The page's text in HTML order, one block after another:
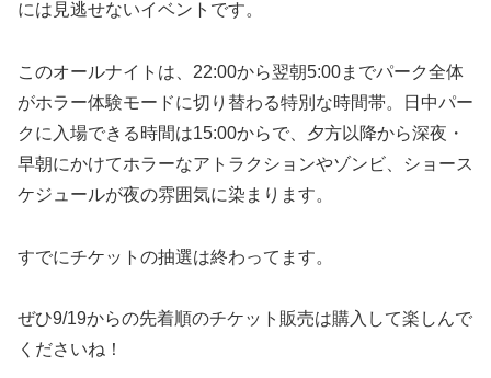
には見逃せないイベントです。
このオールナイトは、22:00から翌朝5:00までパーク全体
がホラー体験モードに切り替わる特別な時間帯。日中パー
クに入場できる時間は15:00からで、夕方以降から深夜・
早朝にかけてホラーなアトラクションやゾンビ、ショース
ケジュールが夜の雰囲気に染まります。
すでにチケットの抽選は終わってます。
ぜひ9/19からの先着順のチケット販売は購入して楽しんで
くださいね！